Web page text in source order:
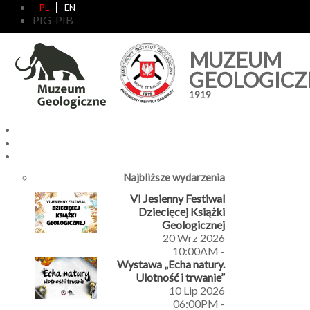
PL EN
PIG-PIB
MUZEUM
1919
Najbliższe wydarzenia
VI Jesienny Festiwal
Dziecięcej Książki
Geologicznej
20 Wrz 2026
10:00AM -
Wystawa „Echa natury.
Ulotność i trwanie”
10 Lip 2026
06:00PM -